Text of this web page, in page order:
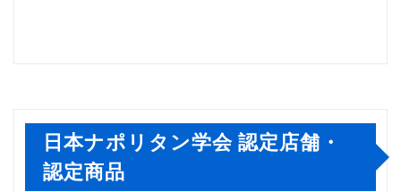
日本ナポリタン学会 認定店舗・
認定商品